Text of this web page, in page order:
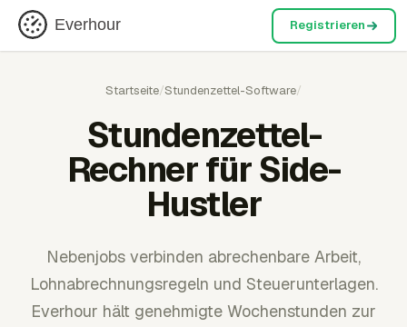
Everhour Registrieren
Startseite/Stundenzettel-Software/
Stundenzettel-
Rechner für Side-
Hustler
Nebenjobs verbinden abrechenbare Arbeit,
Lohnabrechnungsregeln und Steuerunterlagen.
Everhour hält genehmigte Wochenstunden zur